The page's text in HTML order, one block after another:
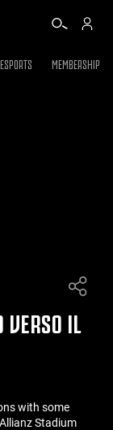
ESPORTS MEMBERSHIP
IL
with some
Stadium